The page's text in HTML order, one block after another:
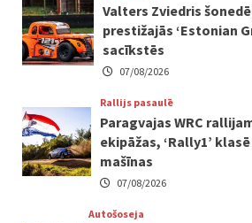
Valters Zviedris
prestižajās ‘Estonian
sacīkstēs
07/08/2026
Rallijs pasaulē
Paragvajas WRC
ekipāžas, ‘Rally1’
mašīnas
07/08/2026
Autošoseja